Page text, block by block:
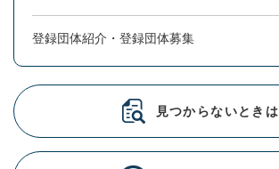
登録団体紹介・登録団体募集
見つからないときは